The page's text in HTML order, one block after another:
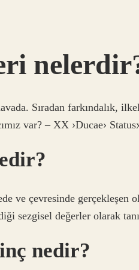
Sıradan farkındalık,
var? – XX ›Ducae›
ve çevresinde gerçekleşen
sezgisel değerler olarak
nedir?